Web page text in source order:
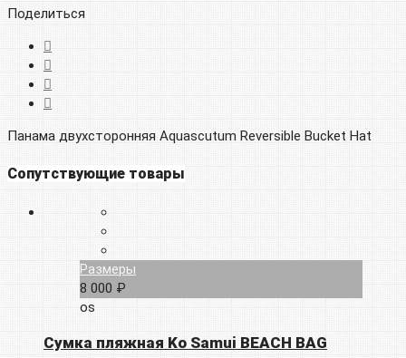
Поделиться
Панама двухсторонняя Aquascutum Reversible Bucket Hat
Сопутствующие товары
Размеры
8 000 ₽
os
Сумка пляжная Ko Samui BEACH BAG